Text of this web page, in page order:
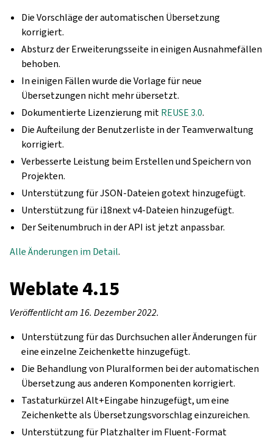
Die Vorschläge der automatischen Übersetzung
korrigiert.
Absturz der Erweiterungsseite in einigen Ausnahmefällen
behoben.
In einigen Fällen wurde die Vorlage für neue
Übersetzungen nicht mehr übersetzt.
Dokumentierte Lizenzierung mitREUSE 3.0.
Die Aufteilung der Benutzerliste in der Teamverwaltung
korrigiert.
Verbesserte Leistung beim Erstellen und Speichern von
Projekten.
Unterstützung für JSON-Dateien gotext hinzugefügt.
Unterstützung für i18next v4-Dateien hinzugefügt.
Der Seitenumbruch in der API ist jetzt anpassbar.
Alle Änderungen im Detail.
Weblate 4.15
Veröffentlicht am 16. Dezember 2022.
Unterstützung für das Durchsuchen aller Änderungen für
eine einzelne Zeichenkette hinzugefügt.
Die Behandlung von Pluralformen bei der automatischen
Übersetzung aus anderen Komponenten korrigiert.
Tastaturkürzel Alt+Eingabe hinzugefügt, um eine
Zeichenkette als Übersetzungsvorschlag einzureichen.
Unterstützung für Platzhalter im Fluent-Format